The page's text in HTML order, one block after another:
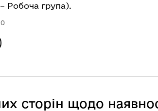
Робоча група).
сторін щодо